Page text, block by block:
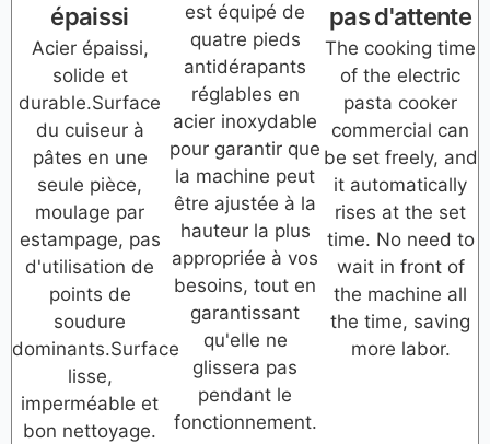
épaissi
Acier épaissi,
solide et
durable.Surface
du cuiseur à
pâtes en une
seule pièce,
moulage par
estampage, pas
d'utilisation de
points de
soudure
dominants.Surface
lisse,
imperméable et
bon nettoyage.
est équipé de
quatre pieds
antidérapants
réglables en
acier inoxydable
pour garantir que
la machine peut
être ajustée à la
hauteur la plus
appropriée à vos
besoins, tout en
garantissant
qu'elle ne
glissera pas
pendant le
fonctionnement.
pas d'attente
The cooking time
of the electric
pasta cooker
commercial can
be set freely, and
it automatically
rises at the set
time. No need to
wait in front of
the machine all
the time, saving
more labor.